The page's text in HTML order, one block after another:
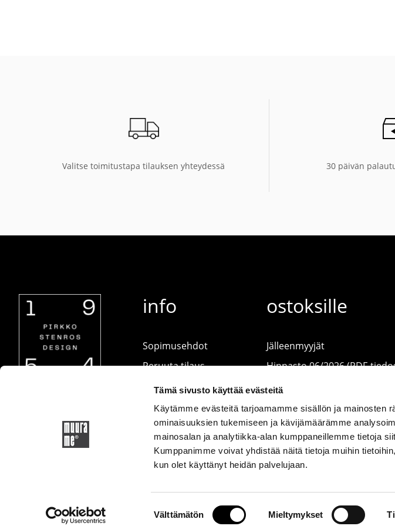
Tämä sivusto käyttää evästeitä
Käytämme evästeitä tarjoamamme sisällön ja mainosten
ominaisuuksien tukemiseen ja kävijämäärämme
mainosalan ja analytiikka-alan kumppaneillemme tietoja
Kumppanimme voivat yhdistää näitä tietoja muihin
kun olet käyttänyt heidän palvelujaan.
Välttämätön Mieltymykset
Valitse toimitustapa tilauksen yhteydessä 30 päivän
info
Sopimusehdot
Peruuta tilaus
Ota yhteyttä
Tietosuojaseloste
Hoito-ohjeet (PDF-
tiedosto)
ostoksille
Jälleenmyyjät
Hinnasto 06/2026 (PDF-
©